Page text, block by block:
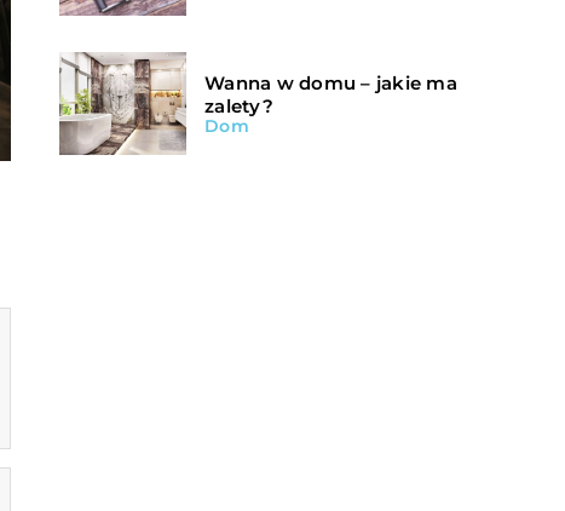
Wanna w domu – jakie ma
zalety?
Dom